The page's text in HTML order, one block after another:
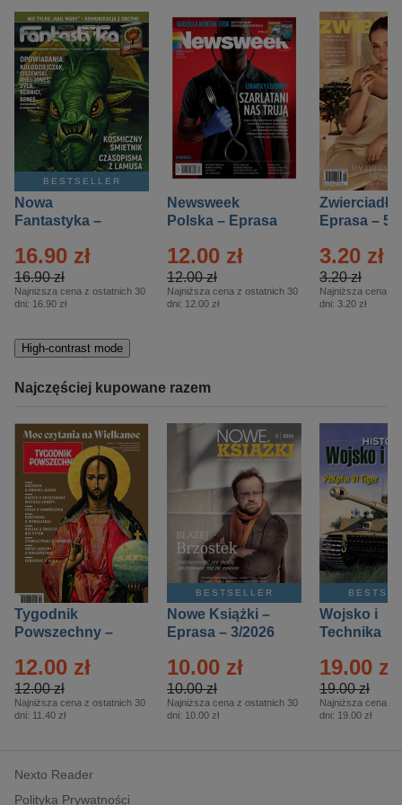
BESTSELLER
Nowa
Fantastyka –
16.90 zł
16.90 zł
Najniższa cena z ostatnich 30
dni: 16.90 zł
Newsweek
Polska – Eprasa
12.00 zł
12.00 zł
Najniższa cena z ostatnich 30
dni: 12.00 zł
Zwierciadło
Eprasa – 5/
3.20 zł
3.20 zł
Najniższa cena z
dni: 3.20 zł
High-contrast mode
Najczęściej kupowane razem
Tygodnik
Powszechny –
12.00 zł
12.00 zł
Najniższa cena z ostatnich 30
dni: 11.40 zł
BESTSELLER
Nowe Książki –
Eprasa – 3/2026
10.00 zł
10.00 zł
Najniższa cena z ostatnich 30
dni: 10.00 zł
Wojsko i
Technika
– 2/2026
19.00 zł
19.00 zł
Najniższa cena z
dni: 19.00 zł
Nexto Reader
Polityka Prywatności